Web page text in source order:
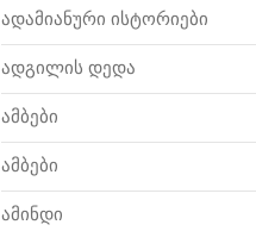
ადამიანური ისტორიები
ადგილის დედა
ამბები
ამბები
ამინდი